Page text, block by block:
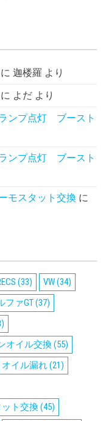
に 迦楼羅 より
に よだ より
ンプ点灯 ブースト
ンプ点灯 ブースト
スタット交換 に
(33) VW(34)
ファGT(37)
オイル交換(55)
オイル漏れ(21)
ト交換(45)